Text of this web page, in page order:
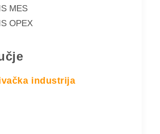
industrija
MES
OPEX